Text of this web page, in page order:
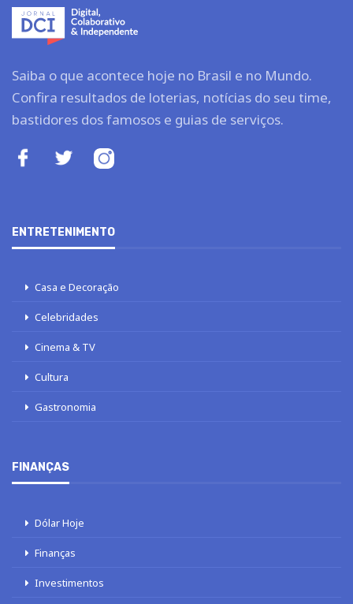
Saiba o que acontece hoje no Brasil e no Mundo.
Confira resultados de loterias, notícias do seu time,
bastidores dos famosos e guias de serviços.
ENTRETENIMENTO
Casa e Decoração
Celebridades
Cinema & TV
Cultura
Gastronomia
FINANÇAS
Dólar Hoje
Finanças
Investimentos